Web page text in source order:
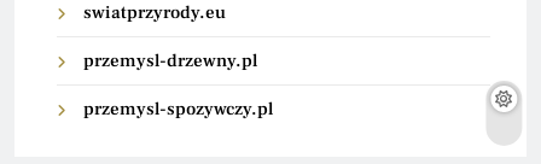
swiatprzyrody.eu
przemysl-drzewny.pl
przemysl-spozywczy.pl